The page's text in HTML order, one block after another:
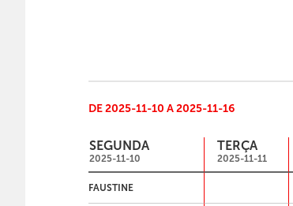
DE 2025-11-10 A 2025-11-16
SEGUNDA
2025-11-10
TERÇA
2025-11-11
FAUSTINE